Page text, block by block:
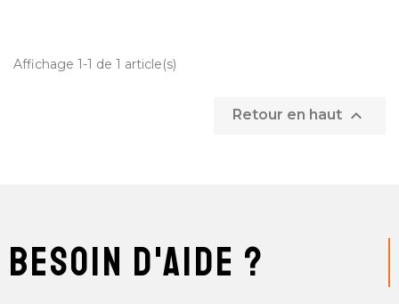
Affichage 1-1 de 1 article(s)
Retour en haut 
besoin d'aide ?